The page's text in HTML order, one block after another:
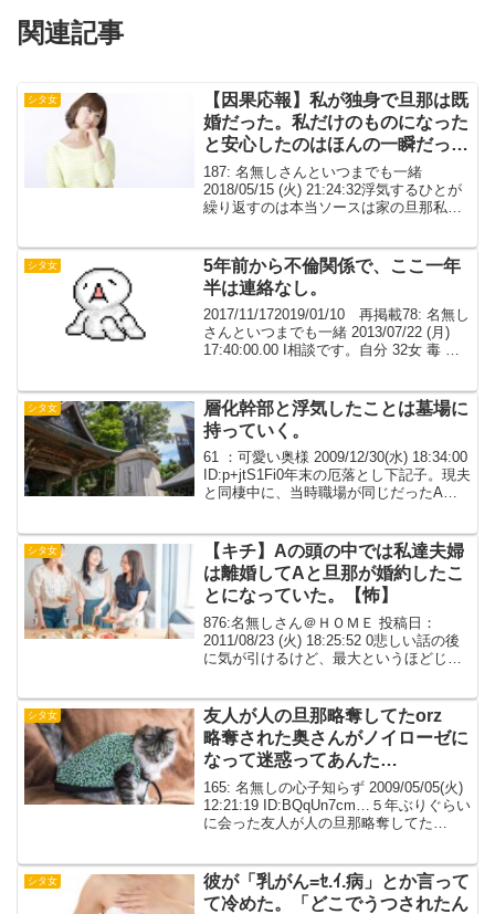
関連記事
シタ女
【因果応報】私が独身で旦那は既
婚だった。私だけのものになった
と安心したのはほんの一瞬だった
な
187: 名無しさんといつまでも一緒
2018/05/15 (火) 21:24:32浮気するひとが
繰り返すのは本当ソースは家の旦那私も
2018/05/15 (火) 2...
シタ女
5年前から不倫関係で、ここ一年
半は連絡なし。
2017/11/172019/01/10 再掲載78: 名無し
さんといつまでも一緒 2013/07/22 (月)
17:40:00.00 I相談です。自分 32女 毒 毒
シタ女
層化幹部と浮気したことは墓場に
持っていく。
61 ：可愛い奥様 2009/12/30(水) 18:34:00
ID:p+jtS1Fi0年末の厄落とし下記子。現夫
と同棲中に、当時職場が同じだったAと
約者がいた。飲...
シタ女
【キチ】Aの頭の中では私達夫婦
は離婚してAと旦那が婚約したこ
とになっていた。【怖】
876:名無しさん＠ＨＯＭＥ 投稿日：
2011/08/23 (火) 18:25:52 0悲しい話の後
に気が引けるけど、最大というほどじゃ
今までマンションだったから騒音で...
シタ女
友人が人の旦那略奪してたorz
略奪された奥さんがノイローゼに
なって迷惑ってあんた…
165: 名無しの心子知らず 2009/05/05(火)
12:21:19 ID:BQqUn7cm…５年ぶりぐらい
に会った友人が人の旦那略奪してた
ら、「本当に人を愛...
シタ女
彼が「乳がん=ｾ.ｲ.病」とか言って
て冷めた。「どこでうつされたん